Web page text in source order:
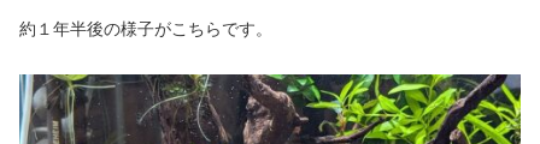
約１年半後の様子がこちらです。